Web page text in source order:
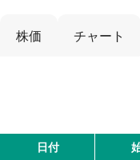
株価 チャート
日付